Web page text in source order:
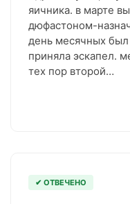
яичника. в марте
дюфастоном-
день месячных
приняла эскапел.
тех пор второй…
✔ ОТВЕЧЕНО